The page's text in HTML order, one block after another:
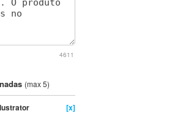
4611
(max 5)
[x]